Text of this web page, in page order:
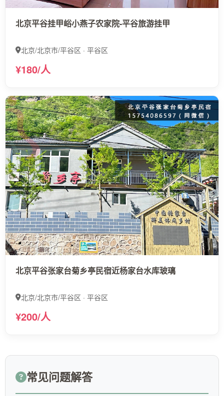
北京平谷挂甲峪小燕子农家院-平谷旅游挂甲
北京/北京市/平谷区 · 平谷区
¥180/人
北京平谷张家台菊乡亭民宿近杨家台水库玻璃
北京/北京市/平谷区 · 平谷区
¥200/人
常见问题解答